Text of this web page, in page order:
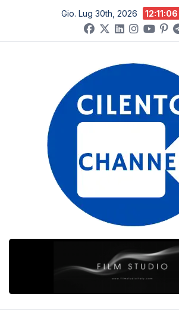
contenuto
Gio. Lug 30th, 2026